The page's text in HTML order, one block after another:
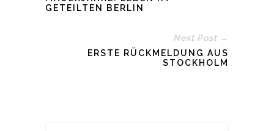
GETEILTEN BERLIN
Next Post →
ERSTE RÜCKMELDUNG AUS
STOCKHOLM